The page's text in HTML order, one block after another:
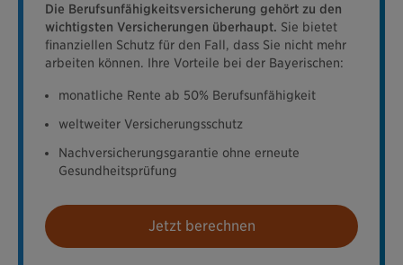
Die Berufsunfähigkeitsversicherung gehört zu den
wichtigsten Versicherungen überhaupt. Sie bietet
finanziellen Schutz für den Fall, dass Sie nicht mehr
arbeiten können. Ihre Vorteile bei der Bayerischen:
monatliche Rente ab 50% Berufsunfähigkeit
weltweiter Versicherungsschutz
Nachversicherungsgarantie ohne erneute
Gesundheitsprüfung
Jetzt berechnen